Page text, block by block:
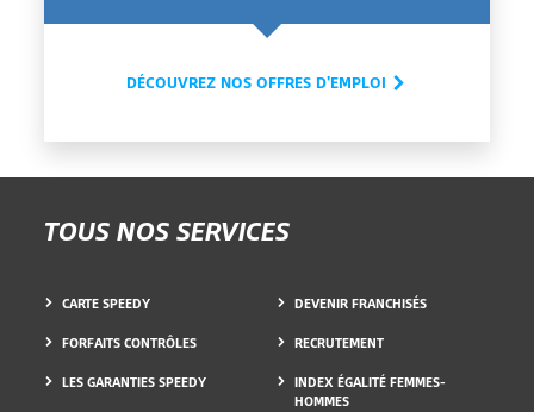
DÉCOUVREZ NOS OFFRES D'EMPLOI
TOUS NOS SERVICES
CARTE SPEEDY
FORFAITS CONTRÔLES
LES GARANTIES SPEEDY
DEVENIR FRANCHISÉS
RECRUTEMENT
INDEX ÉGALITÉ FEMMES-
HOMMES